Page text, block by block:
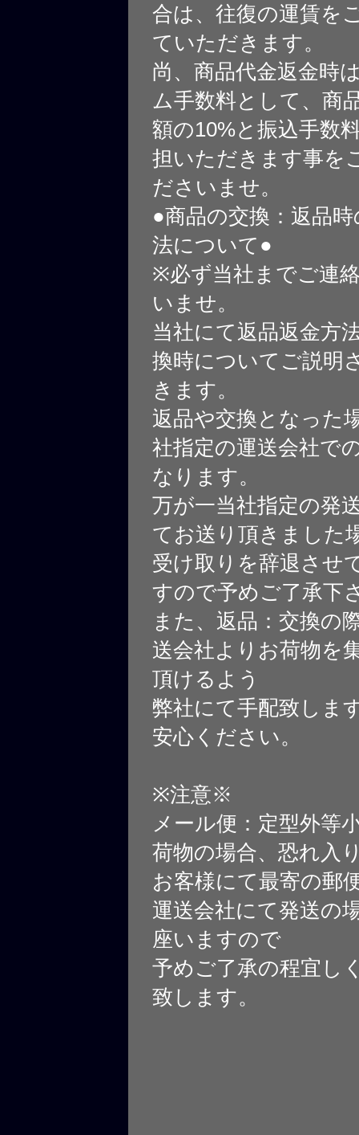
合は、往復の運賃を
ていただきます。
尚、商品代金返金時
ム手数料として、商
額の10%と振込手数
担いただきます事を
ださいませ。
●商品の交換：返品
法について●
※必ず当社までご連
いませ。
当社にて返品返金方
換時についてご説明
きます。
返品や交換となった
社指定の運送会社で
なります。
万が一当社指定の発
てお送り頂きました
受け取りを辞退させ
すので予めご了承下
また、返品：交換の
送会社よりお荷物を
頂けるよう
弊社にて手配致しま
安心ください。
※注意※
メール便：定型外等
荷物の場合、恐れ入
お客様にて最寄の郵
運送会社にて発送の
座いますので
予めご了承の程宜し
致します。